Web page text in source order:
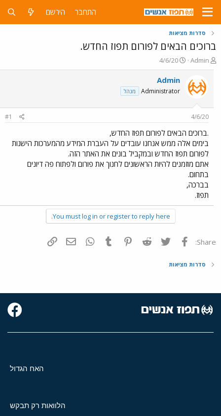
התחבר הירשם
סדרות מציאות
ברוכים הבאים לפורום תפוז החדש.
פ
ו
ח
ו
ש
א
Admin
פ
ו
ר
ם
ר
י
ך
4/6/20
Admin
Administrator מנהל
4/6/20
#1
.ברוכים הבאים לפורום תפוז החדש,
בימים אלה ממש אנחנו עובדים על העברת המידע מהמערכות הישנות
לפורום תפוז החדש ובמקביל בונים את האתר הזה.
אתם מוזמנים להיות הראשונים לחנוך את פורום ולפתוח פה דיונים
בתחום.
בברכה,
תפוז.
You must log in or register to reply here.
Share: פייסבוק Twitter
Reddit
Pinterest
Tumblr
WhatsAppדואר אלקטרוני
סדרות מציאות
האח הגדול
הלוואות רק תבקש